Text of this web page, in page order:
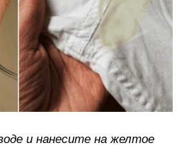
и нанесите на желтое